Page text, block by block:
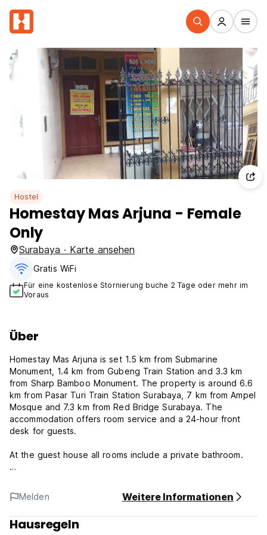
Hostel
Homestay Mas Arjuna - Female
Only
Surabaya · Karte ansehen
Gratis WiFi
Für eine kostenlose Stornierung buche 2 Tage oder mehr im
Voraus
Über
Homestay Mas Arjuna is set 1.5 km from Submarine
Monument, 1.4 km from Gubeng Train Station and 3.3 km
from Sharp Bamboo Monument. The property is around 6.6
km from Pasar Turi Train Station Surabaya, 7 km from Ampel
Mosque and 7.3 km from Red Bridge Surabaya. The
accommodation offers room service and a 24-hour front
desk for guests.
At the guest house all rooms include a private bathroom.
12:00 - 20:00
Guests are required to show a photo identification and
credit card upon check-in
Melden Weitere Informationen
Hausregeln